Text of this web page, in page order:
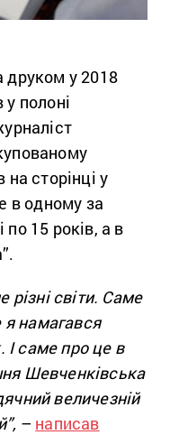
друком у 2018
полоні
сторінці у
в одному за
15 років, а в
різні світи. Саме
я намагався
І саме про це в
Шевченківська
величезній
– написав